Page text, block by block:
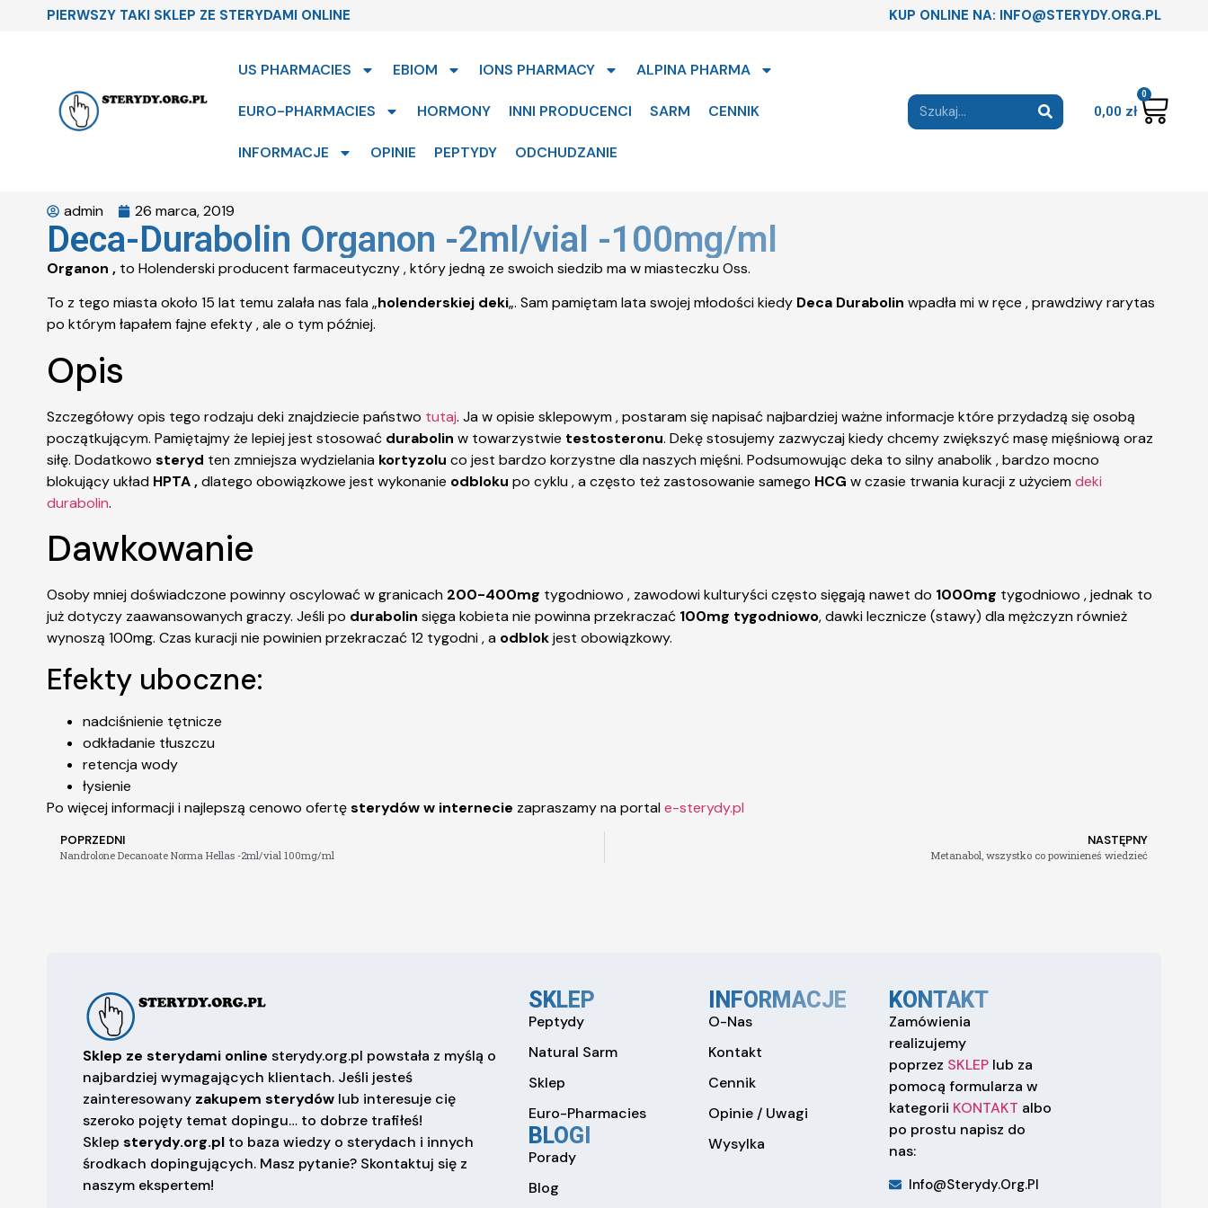
PIERWSZY TAKI SKLEP ZE STERYDAMI ONLINE KUP ONLINE NA: INFO@STERYDY.ORG.PL
US PHARMACIES EBIOM IONS PHARMACY ALPINA PHARMA
EURO-PHARMACIES HORMONY INNI PRODUCENCI SARM CENNIK
INFORMACJE OPINIE PEPTYDY ODCHUDZANIE
0,00 zł
0
admin 26 marca, 2019
Deca-Durabolin Organon -2ml/vial -100mg/ml
Organon , to Holenderski producent farmaceutyczny , który jedną ze swoich siedzib ma w miasteczku Oss.
To z tego miasta około 15 lat temu zalała nas fala „holenderskiej deki„. Sam pamiętam lata swojej młodości kiedy Deca Durabolin wpadła mi w ręce , prawdziwy rarytas
po którym łapałem fajne efekty , ale o tym później.
Opis
Szczegółowy opis tego rodzaju deki znajdziecie państwo tutaj. Ja w opisie sklepowym , postaram się napisać najbardziej ważne informacje które przydadzą się osobą
początkującym. Pamiętajmy że lepiej jest stosować durabolin w towarzystwie testosteronu. Dekę stosujemy zazwyczaj kiedy chcemy zwiększyć masę mięśniową oraz
siłę. Dodatkowo steryd ten zmniejsza wydzielania kortyzolu co jest bardzo korzystne dla naszych mięśni. Podsumowując deka to silny anabolik , bardzo mocno
blokujący układ HPTA ,dlatego obowiązkowe jest wykonanie odbloku po cyklu , a często też zastosowanie samego HCG w czasie trwania kuracji z użyciem deki
durabolin.
Dawkowanie
Osoby mniej doświadczone powinny oscylować w granicach 200-400mg tygodniowo , zawodowi kulturyści często sięgają nawet do 1000mg tygodniowo , jednak to
już dotyczy zaawansowanych graczy. Jeśli po durabolin sięga kobieta nie powinna przekraczać 100mg tygodniowo, dawki lecznicze (stawy) dla mężczyzn również
wynoszą 100mg. Czas kuracji nie powinien przekraczać 12 tygodni , a odblokjest obowiązkowy.
Efekty uboczne:
nadciśnienie tętnicze
odkładanie tłuszczu
retencja wody
łysienie
Po więcej informacji i najlepszą cenowo ofertęsterydów w internecie zapraszamy na portal e-sterydy.pl
POPRZEDNI
Nandrolone Decanoate Norma Hellas -2ml/vial 100mg/ml
NASTĘPNY
Metanabol, wszystko co powinieneś wiedzieć
Sklep ze sterydami online sterydy.org.pl powstała z myślą o
najbardziej wymagających klientach. Jeśli jesteś
zainteresowany zakupem sterydów lub interesuje cię
szeroko pojęty temat dopingu… to dobrze trafiłeś!
Sklep sterydy.org.pl to baza wiedzy o sterydach i innych
środkach dopingujących. Masz pytanie? Skontaktuj się z
naszym ekspertem!
SKLEP
Peptydy
Natural Sarm
Sklep
Euro-Pharmacies
BLOGI
Porady
Blog
INFORMACJE
O-Nas
Kontakt
Cennik
Opinie / Uwagi
Wysylka
KONTAKT
Zamówienia
realizujemy
poprzez SKLEPlub za
pomocą formularza w
kategorii KONTAKT albo
po prostu napisz do
nas:
Info@sterydy.org.pl